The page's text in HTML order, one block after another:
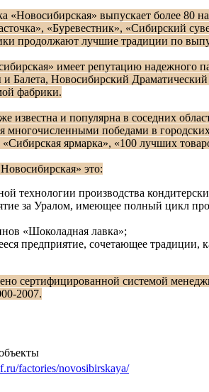
«Новосибирская» выпускает более
«Буревестник», «Сибирский
продолжают лучшие традиции по
имеет репутацию надежного
Балета, Новосибирский
фабрики.
известна и популярна в соседних
многочисленными победами в
«Сибирская ярмарка», «100 лучших
это:
технологии производства
за Уралом, имеющее полный цикл
«Шоколадная лавка»;
предприятие, сочетающее традиции,
сертифицированной системой
2007.
factories/novosibirskaya/